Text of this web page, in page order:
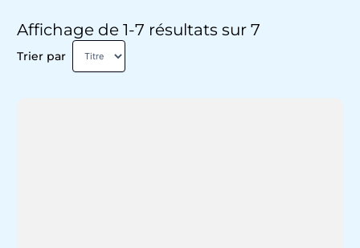
Affichage de 1-7 résultats sur 7
Trier par